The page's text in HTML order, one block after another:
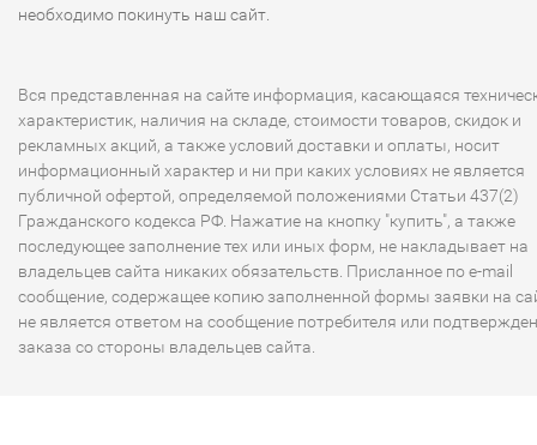
необходимо покинуть наш сайт.
Вся представленная на сайте информация, касающаяся
характеристик, наличия на складе, стоимости товаров, скидок и
рекламных акций, а также условий доставки и оплаты, носит
информационный характер и ни при каких условиях не является
публичной офертой, определяемой положениями Статьи 437(2)
Гражданского кодекса РФ. Нажатие на кнопку "купить", а также
последующее заполнение тех или иных форм, не накладывает на
владельцев сайта никаких обязательств. Присланное по e-mail
сообщение, содержащее копию заполненной формы заявки на
не является ответом на сообщение потребителя или
заказа со стороны владельцев сайта.